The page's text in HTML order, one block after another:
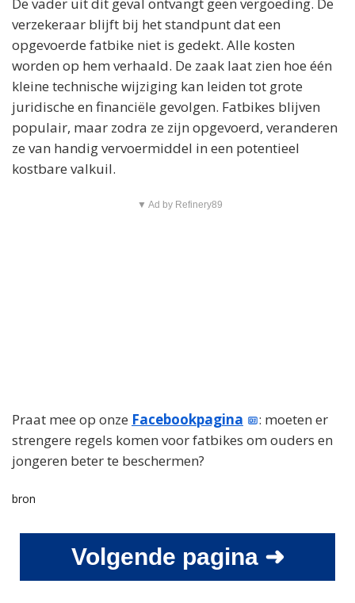
verzekeraar blijft bij het standpunt dat een
opgevoerde fatbike niet is gedekt. Alle kosten
worden op hem verhaald. De zaak laat zien hoe één
kleine technische wijziging kan leiden tot grote
juridische en financiële gevolgen. Fatbikes blijven
populair, maar zodra ze zijn opgevoerd, veranderen
ze van handig vervoermiddel in een potentieel
kostbare valkuil.
▼ Ad by Refinery89
Praat mee op onze Facebookpagina
: moeten er
strengere regels komen voor fatbikes om ouders en
jongeren beter te beschermen?
bron
Volgende pagina ➜